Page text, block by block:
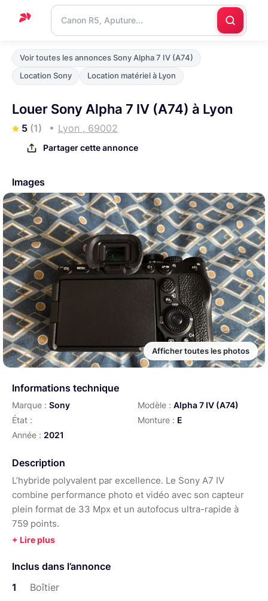
Accueil
Support
contacter
Voir toutes les annonces Sony Alpha 7 IV (A74)
Location Sony
Location matériel à Lyon
Louer Sony Alpha 7 IV (A74) à Lyon
5 (1) Lyon , 69002
Partager cette annonce
Images
Afficher toutes les photos
Informations technique
Marque : Sony Modèle : Alpha 7 IV (A74)
État :
Monture : E
Année : 2021
Description
L’hybride polyvalent par excellence. Le Sony A7 IV
combine performance photo et vidéo avec son capteur
plein format de 33 Mpx et un autofocus ultra-rapide à
759 points.
Vidéo : 4K 60p en 10-bit 4:2:2, profil S-Log3, HLG
Photo : rafale jusqu’à 10 i/s, excellente dynamique
Inclus dans l’annonce
1
Boîtier